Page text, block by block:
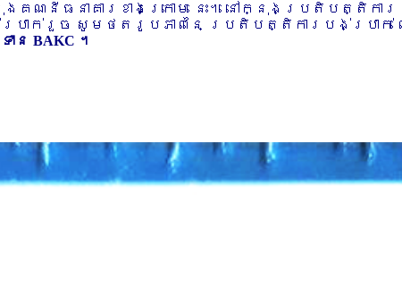
ងគណនីធនាគារខាងក្រោម នេះ។ នៅក្នុងប្រតិបត្តិកា
ាក់រួច សូមថតរូបភាពនៃ ប្រតិបត្តិការបង់ប្រាក់ ឈ្
ាន BAKC ។